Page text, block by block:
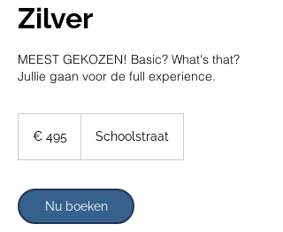
Zilver
MEEST GEKOZEN! Basic? What's that?
Jullie gaan voor de full experience.
€ 495 Schoolstraat
Nu boeken